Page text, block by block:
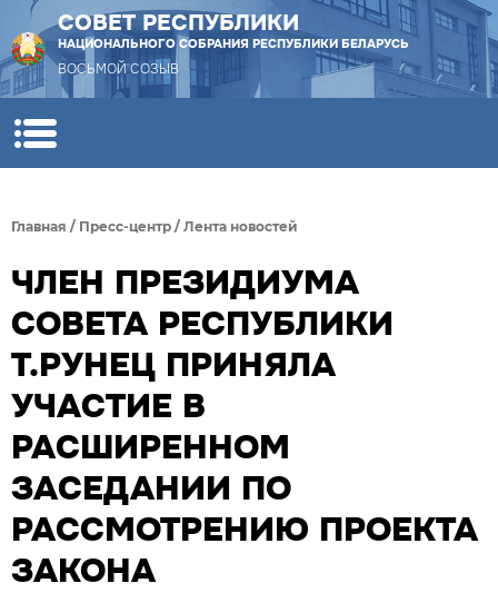
СОВЕТ РЕСПУБЛИКИ
НАЦИОНАЛЬНОГО СОБРАНИЯ РЕСПУБЛИКИ БЕЛАРУСЬ
ВОСЬМОЙ СОЗЫВ
Главная / Пресс-центр / Лента новостей
ЧЛЕН ПРЕЗИДИУМА
СОВЕТА РЕСПУБЛИКИ
Т.РУНЕЦ ПРИНЯЛА
УЧАСТИЕ В
РАСШИРЕННОМ
ЗАСЕДАНИИ ПО
РАССМОТРЕНИЮ ПРОЕКТА
ЗАКОНА